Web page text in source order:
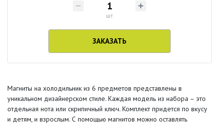
шт
ЗАКАЗАТЬ
Магниты на холодильник из 6 предметов представлены в
уникальном дизайнерском стиле. Каждая модель из набора – это
отдельная нота или скрипичный ключ. Комплект придется по вкусу
и детям, и взрослым. С помощью магнитов можно оставлять